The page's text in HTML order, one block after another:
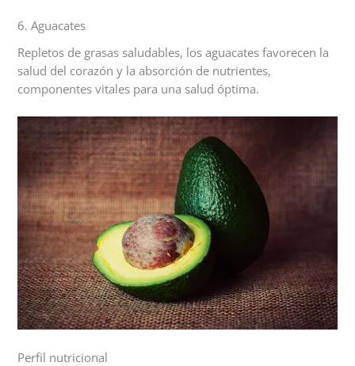
6. Aguacates
Repletos de grasas saludables, los aguacates favorecen la
salud del corazón y la absorción de nutrientes,
componentes vitales para una salud óptima.
Perfil nutricional